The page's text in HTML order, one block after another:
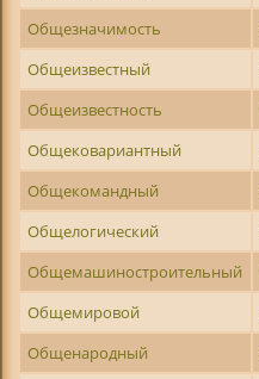
Общезначимость
Общеизвестный
Общеизвестность
Общековариантный
Общекомандный
Общелогический
Общемашиностроительный
Общемировой
Общенародный